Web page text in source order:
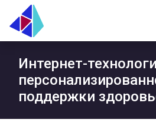
Интернет-
поддержки